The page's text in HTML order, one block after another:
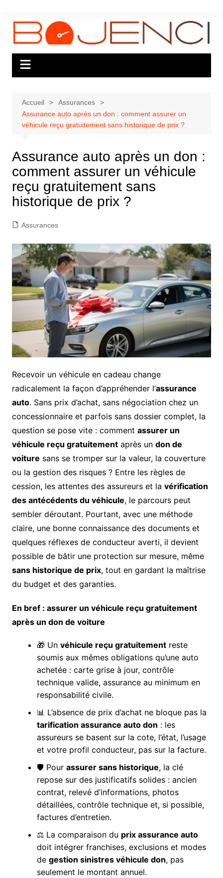
contenu
Accueil
Assurances
Assurance auto après un don : comment assurer un
véhicule reçu gratuitement sans historique de prix ?
Assurance auto après un don :
comment assurer un véhicule
reçu gratuitement sans
historique de prix ?
Assurances
Recevoir un véhicule en cadeau change
radicalement la façon d’appréhender l’assurance
auto. Sans prix d’achat, sans négociation chez un
concessionnaire et parfois sans dossier complet, la
question se pose vite : comment assurer un
véhicule reçu gratuitementaprès un don de
voiture sans se tromper sur la valeur, la couverture
ou la gestion des risques ? Entre les règles de
cession, les attentes des assureurs et la vérification
des antécédents du véhicule, le parcours peut
sembler déroutant. Pourtant, avec une méthode
claire, une bonne connaissance des documents et
quelques réflexes de conducteur averti, il devient
possible de bâtir une protection sur mesure, même
sans historique de prix, tout en gardant la maîtrise
du budget et des garanties.
En bref : assurer un véhicule reçu gratuitement
après un don de voiture
🎁 Un véhicule reçu gratuitementreste
soumis aux mêmes obligations qu’une auto
achetée : carte grise à jour, contrôle
technique valide, assurance au minimum en
responsabilité civile.
📊 L’absence de prix d’achat ne bloque pas la
tarification assurance auto don : les
assureurs se basent sur la cote, l’état, l’usage
et votre profil conducteur, pas sur la facture.
🛡️ Pour assurer sans historique, la clé
repose sur des justificatifs solides : ancien
contrat, relevé d’informations, photos
détaillées, contrôle technique et, si possible,
factures d’entretien.
⚖️ La comparaison du prix assurance auto
doit intégrer franchises, exclusions et modes
de gestion sinistres véhicule don, pas
seulement le montant annuel.